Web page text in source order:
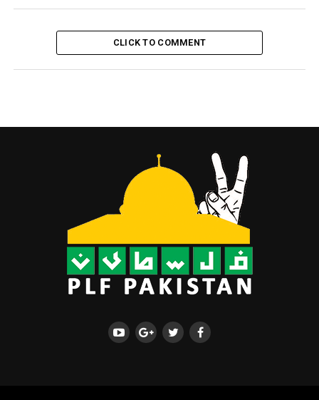
CLICK TO COMMENT